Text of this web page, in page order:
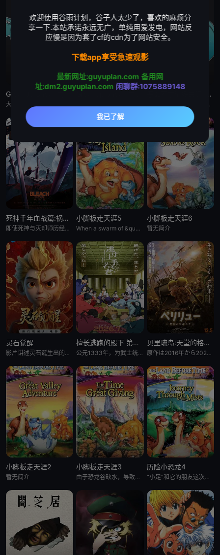
恶女不才请多关照 :雏宫蝶鼠换身传:
这个故事起始于架空世界里名为「咏国」的虚构国度。为了培育下一任妃子，会从五大家族中各选一名少女进入宫殿——「雏宫」。进入后宫的少女成为雏女，在雏宫接受做为未来皇后的养成教育。 名门之一、美丽又睿智的
死神千年血战篇:祸进谭:动漫
即使死神与灭却师历经千年的血战尽头，毁灭的未来已隐约可见── &nbsp; &nbsp; &nbsp; &nbsp; &nbsp; &nbsp; &nbsp; &nbsp; &nbsp; &nbsp;
小脚板走天涯5
When a swarm of &quot;leaf-gobblers&quot; devours all
小脚板走天涯6
暂无简介
灵石觉醒
影片讲述灵石诞生出的石灵儿，被石矶娘娘收养。哪吒误伤石矶徒弟，太乙真人偏袒哪吒，锁住石矶。石灵儿为救母学艺，却
擅长逃跑的殿下 第二季
公元1333年，为武士统治日本奠定基石的镰仓幕府，因其所信任的幕臣——足利尊氏的谋反而宣告灭亡。 &nbsp; &nbsp; &nbsp; &nbsp; &nbsp; &nbsp; &nbsp; &n
贝里琉岛:天堂的格尔尼卡:
原作は2016年から2021年までヤングアニマル（白泉社）にて连载され、2017年度の日本漫画家协会赏の优
小脚板走天涯2
暂无简介
小脚板走天涯3
由于恐龙谷缺水，导致大恐龙们反目成仇，“小足”和它四位朋友为此展开寻水之旅。一路上，小恐龙们历经暴龙的攻击
历险小恐龙4
“小足”和它的朋友这次又有新的冒险了。在“小足”所居住的大峡谷外，有一块曾是干燥地，现今却变成沼泽的“神秘
欢迎使用谷雨计划，谷子人太少了，喜欢的麻烦分
享一下.本站承诺永远无广，单纯用爱发电，网站反
应慢是因为套了cf的cdn为了网站安全。
下载app享受急速观影
最新网址:guyuplan.com 备用网
址:dm2.guyuplan.com 闲聊群:1075889148